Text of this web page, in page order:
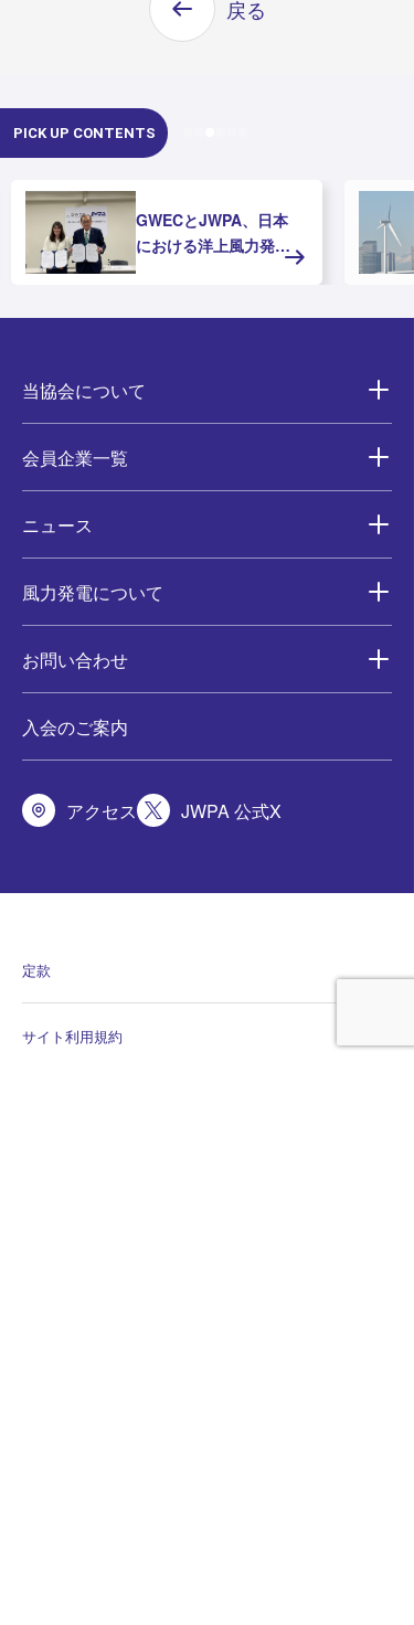
戻る
PICK UP CONTENTS
GWECとJWPA、日本
における洋上風力発電
当協会について
会員企業一覧
ニュース
風力発電について
お問い合わせ
入会のご案内
アクセス JWPA 公式X
定款
サイト利用規約